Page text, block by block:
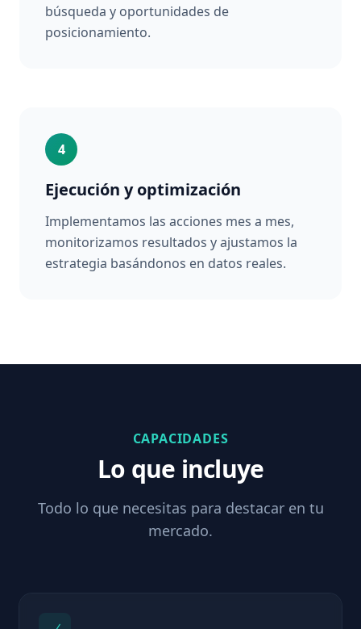
búsqueda y oportunidades de
posicionamiento.
4
Ejecución y optimización
Implementamos las acciones mes a mes,
monitorizamos resultados y ajustamos la
estrategia basándonos en datos reales.
CAPACIDADES
Lo que incluye
Todo lo que necesitas para destacar en tu
mercado.